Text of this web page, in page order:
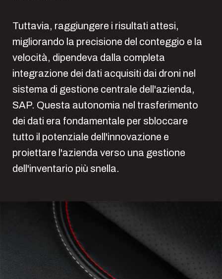
Tuttavia, raggiungere i risultati attesi,
migliorando la precisione del conteggio e la
velocità, dipendeva dalla completa
integrazione dei dati acquisiti dai droni nel
sistema di gestione centrale dell'azienda,
SAP. Questa autonomia nel trasferimento
dei dati era fondamentale per sbloccare
tutto il potenziale dell'innovazione e
proiettare l'azienda verso una gestione
dell'inventario più snella.